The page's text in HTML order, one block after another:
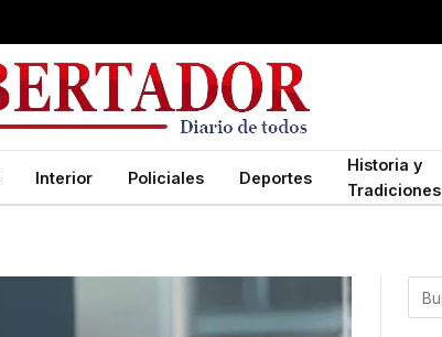
Interior Policiales Deportes
Historia y
Tradiciones